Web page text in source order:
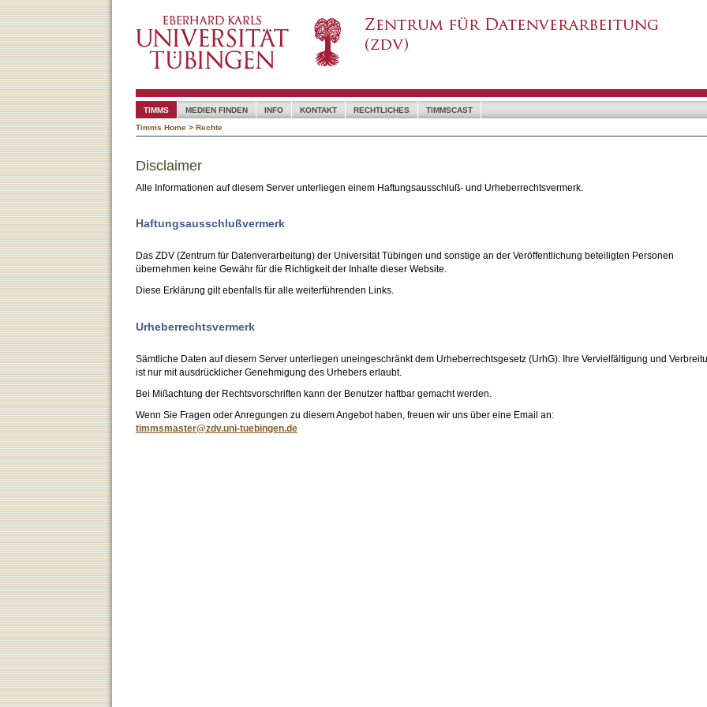
TIMMS MEDIEN FINDEN INFO KONTAKT RECHTLICHES
TIMMSCAST
Timms Home > Rechte
Disclaimer
Alle Informationen auf diesem Server unterliegen einem Haftungsausschluß- und Urheberrechtsvermerk.
Haftungsausschlußvermerk
Das ZDV (Zentrum für Datenverarbeitung) der Universität Tübingen und sonstige an der Veröffentlichung beteiligten Personen
übernehmen keine Gewähr für die Richtigkeit der Inhalte dieser Website.
Diese Erklärung gilt ebenfalls für alle weiterführenden Links.
Urheberrechtsvermerk
Sämtliche Daten auf diesem Server unterliegen uneingeschränkt dem Urheberrechtsgesetz (UrhG). Ihre Vervielfältigung und
ist nur mit ausdrücklicher Genehmigung des Urhebers erlaubt.
Bei Mißachtung der Rechtsvorschriften kann der Benutzer haftbar gemacht werden.
Wenn Sie Fragen oder Anregungen zu diesem Angebot haben, freuen wir uns über eine Email an:
timmsmaster@zdv.uni-tuebingen.de